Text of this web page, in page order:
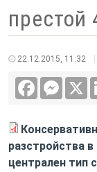
престой
22.12.2015, 11:32
Facebook
разстройства
централен тип